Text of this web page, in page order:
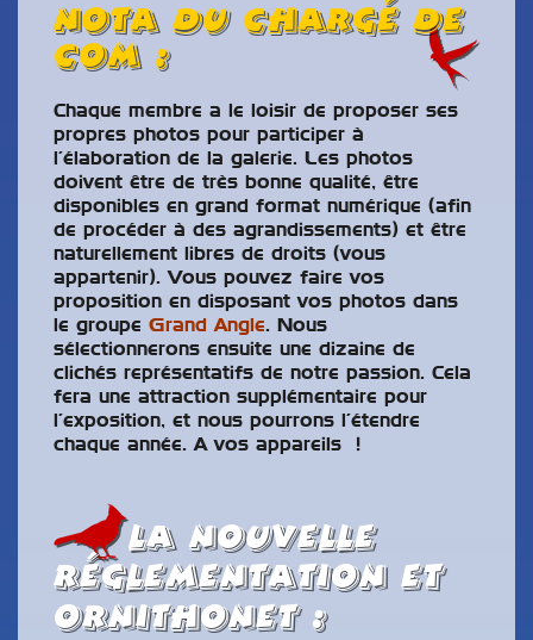
Nota du Chargé de
Com :
Chaque membre a le loisir de proposer ses
propres photos pour participer à
l’élaboration de la galerie. Les photos
doivent être de très bonne qualité, être
disponibles en grand format numérique (afin
de procéder à des agrandissements) et être
naturellement libres de droits (vous
appartenir). Vous pouvez faire vos
proposition en disposant vos photos dans
le groupe Grand Angle. Nous
sélectionnerons ensuite une dizaine de
clichés représentatifs de notre passion. Cela
fera une attraction supplémentaire pour
l’exposition, et nous pourrons l’étendre
chaque année. A vos appareils !
la nouvelle
réglementation et
ornithonet :